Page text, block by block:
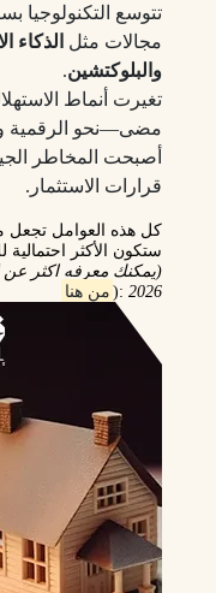
تتوسع
مجالات مثل الذكاء
والبلوكتشين.
تغيرت أنماط
مضى—نحو الرقمية
أصبحت المخاطر
قرارات الاستثمار.
كل هذه العوامل تجعل
ستكون
الأكثر احتمالية
(يمكنك معرفه اكثر عن
2026
:( من هنا